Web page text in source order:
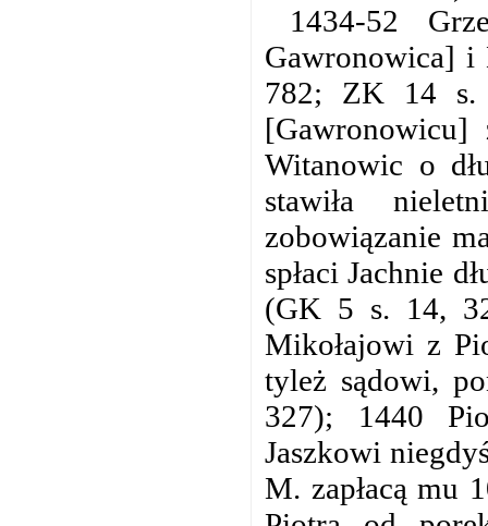
1434-52
Gawronowica] i
782; ZK 14 s.
Witanowic o
stawiła
zobowiązanie
spłaci Jachnie
(GK 5 s. 14,
Mikołajowi z
tyleż sądowi,
327); 1440
Jaszkowi
M. zapłacą mu